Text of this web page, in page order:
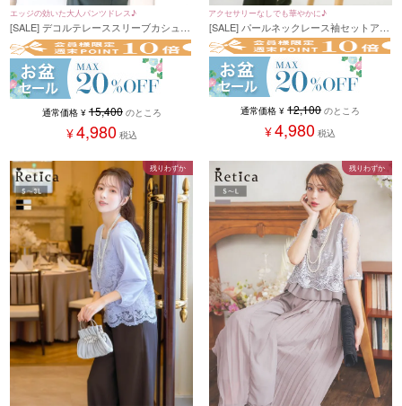
エッジの効いた大人パンツドレス♪
[SALE] デコルテレーススリーブカシュク
ールデザインパンツパーティードレス (S
サイズ～4Lサイズ) (小澤美里)
通常価格 ¥ 15,400 のところ
¥4,980 税込
アクセサリーなしでも華やかに♪
[SALE] パールネックレース袖セットアッ
プパンツパーティードレス (Sサイズ～
XXLサイズ)
通常価格 ¥ 12,100 のところ
¥4,980 税込
残りわずか 残りわずか